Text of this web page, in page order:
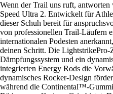
Wenn der Trail uns ruft,
Speed Ultra 2. Entwickelt für
dieser Schuh bereit für
von professionellen Trail-Läufern
internationalen Podesten
deinen Schritt. Die LightstrikePro-
Dämpfungssystem und ein
integrierten Energy Rods die
dynamisches Rocker-Design
während die Continental™-